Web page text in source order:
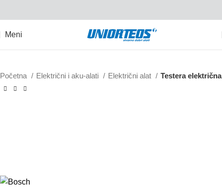
Meni
Početna Električni i aku-alati Električni alat Testera električna